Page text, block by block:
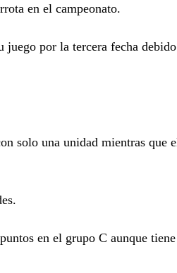
en el campeonato.
por la tercera fecha
solo una unidad mientras que
en el grupo C aunque